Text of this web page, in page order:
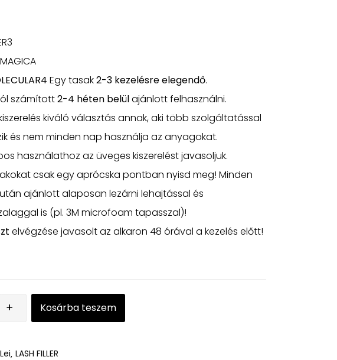
Egy tasak2-3 kezelésre elegendő.
számított2-4 héten belülajánlott felhasználni.
kiváló választás annak, aki több szolgáltatással
és nem minden nap használja az anyagokat.
használathoz az üveges kiszerelést javasoljuk.
csak egy aprócska pontban nyisd meg! Minden
ajánlott alaposan lezárni lehajtással és
is (pl. 3M microfoam tapasszal)!
elvégzése javasolt az alkaron 48 órával a kezelés előtt!
Kosárba teszem
LASH FILLER